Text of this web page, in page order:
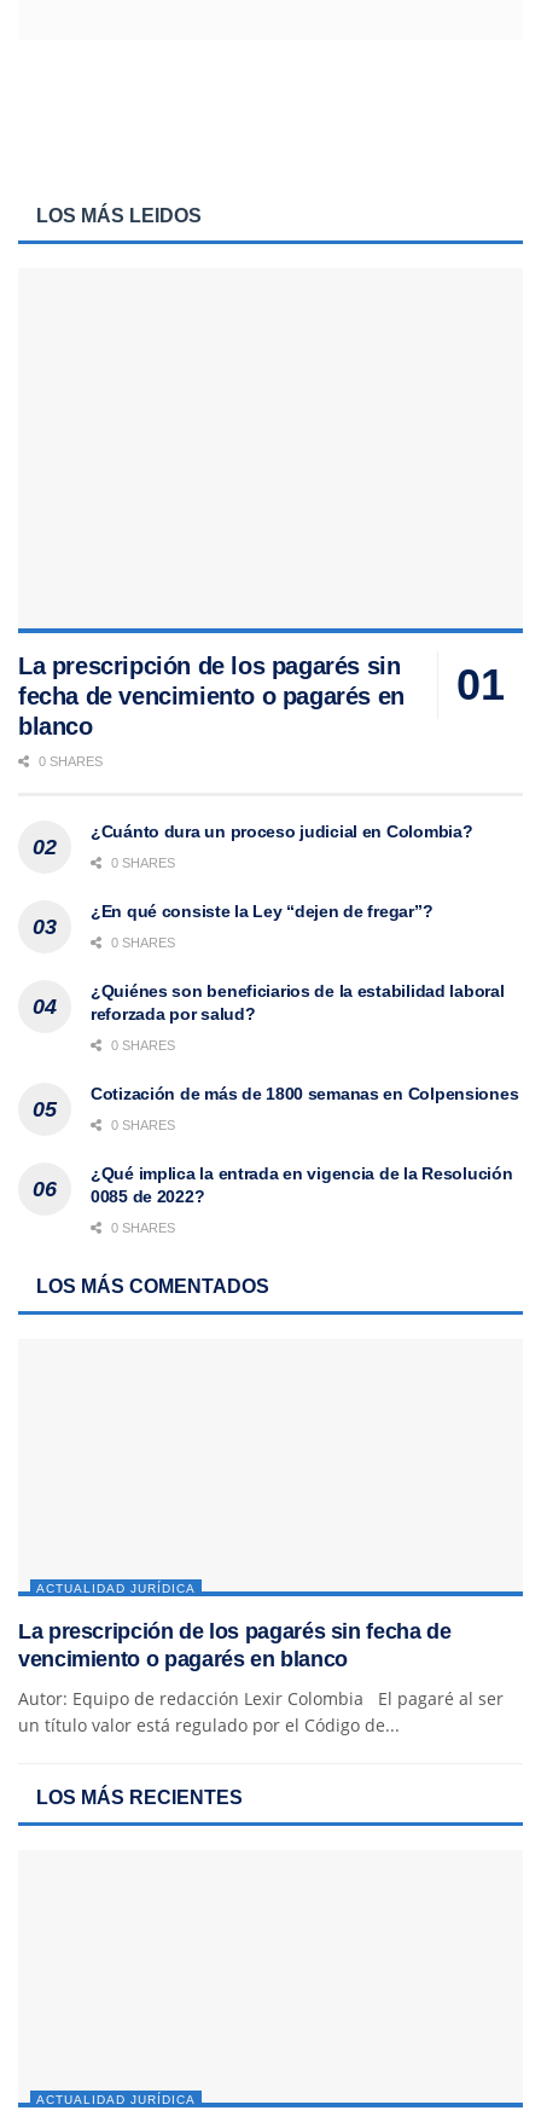
LOS MÁS LEIDOS
La prescripción de los pagarés sin
fecha de vencimiento o pagarés en
blanco
0 SHARES
¿Cuánto dura un proceso judicial en Colombia?
0 SHARES
¿En qué consiste la Ley “dejen de fregar”?
0 SHARES
¿Quiénes son beneficiarios de la estabilidad laboral
reforzada por salud?
0 SHARES
Cotización de más de 1800 semanas en Colpensiones
0 SHARES
¿Qué implica la entrada en vigencia de la Resolución
0085 de 2022?
0 SHARES
LOS MÁS COMENTADOS
ACTUALIDAD JURÍDICA
La prescripción de los pagarés sin fecha de
vencimiento o pagarés en blanco
Autor: Equipo de redacción Lexir Colombia El pagaré al ser
un título valor está regulado por el Código de...
LOS MÁS RECIENTES
ACTUALIDAD JURÍDICA